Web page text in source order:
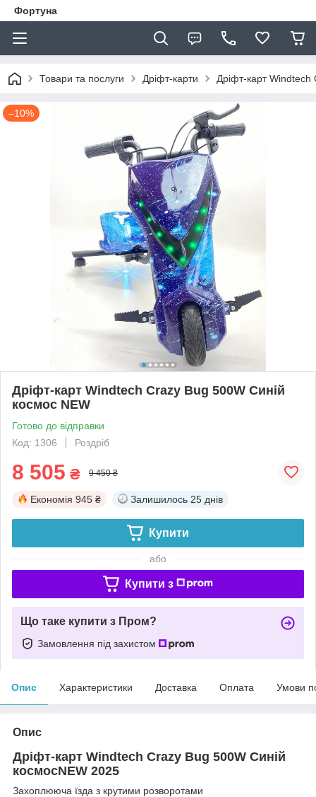
Фортуна
Товари та послуги Дріфт-карти Дріфт-карт
–10%
Дріфт-карт Windtech Crazy Bug 500W Синій
космос NEW
Готово до відправки
Код: 1306
Роздріб
8 505 ₴ 9 450 ₴
Економія 945 ₴ Залишилось 25 днів
Купити
або
Купити з
Що таке купити з Пром?
Замовлення під захистом
Опис Характеристики Доставка Оплата Умови
Опис
Дріфт-карт Windtech Crazy Bug 500W Синій
космосNEW 2025
Захоплююча їзда з крутими розворотами